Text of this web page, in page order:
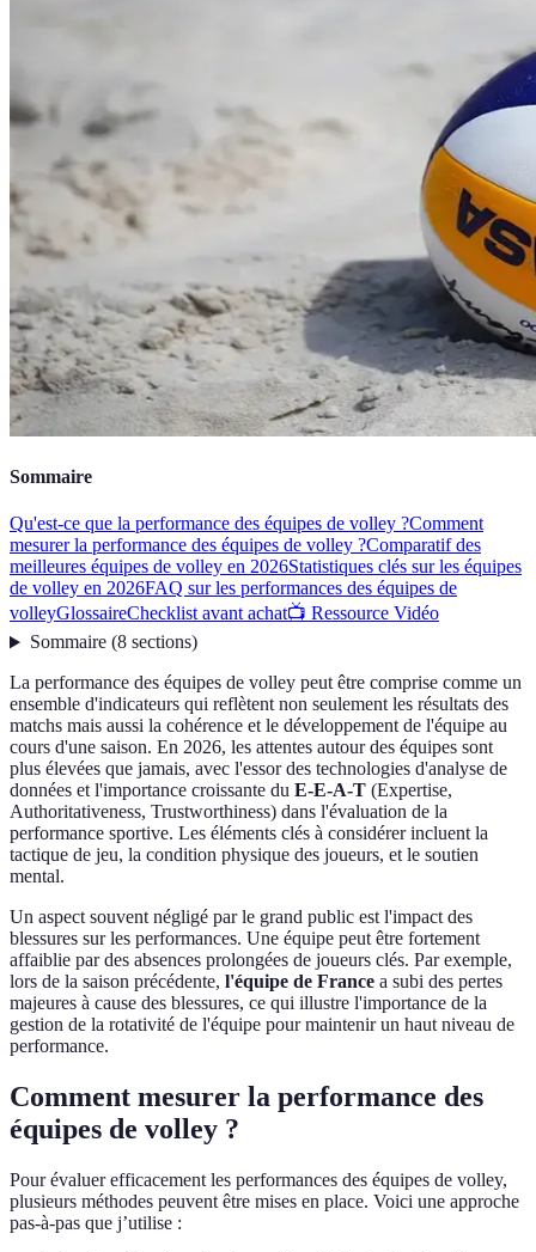
Sommaire
Qu'est-ce que la performance des équipes de volley ?Comment
mesurer la performance des équipes de volley ?Comparatif des
meilleures équipes de volley en 2026Statistiques clés sur les équipes
de volley en 2026FAQ sur les performances des équipes de
volleyGlossaireChecklist avant achat📺 Ressource Vidéo
Sommaire(8 sections)
La performance des équipes de volley peut être comprise comme un
ensemble d'indicateurs qui reflètent non seulement les résultats des
matchs mais aussi la cohérence et le développement de l'équipe au
cours d'une saison. En 2026, les attentes autour des équipes sont
plus élevées que jamais, avec l'essor des technologies d'analyse de
données et l'importance croissante du E-E-A-T (Expertise,
Authoritativeness, Trustworthiness) dans l'évaluation de la
performance sportive. Les éléments clés à considérer incluent la
tactique de jeu, la condition physique des joueurs, et le soutien
mental.
Un aspect souvent négligé par le grand public est l'impact des
blessures sur les performances. Une équipe peut être fortement
affaiblie par des absences prolongées de joueurs clés. Par exemple,
lors de la saison précédente, l'équipe de France a subi des pertes
majeures à cause des blessures, ce qui illustre l'importance de la
gestion de la rotativité de l'équipe pour maintenir un haut niveau de
performance.
Comment mesurer la performance des
équipes de volley ?
Pour évaluer efficacement les performances des équipes de volley,
plusieurs méthodes peuvent être mises en place. Voici une approche
pas-à-pas que j’utilise :